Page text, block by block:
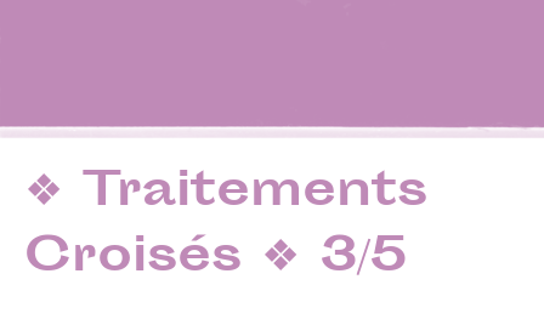
❖ Traitements
Croisés ❖ 3/5